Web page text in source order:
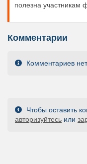
полезна участникам
Комментарии
Комментариев
Чтобы оставить
авторизуйтесь или